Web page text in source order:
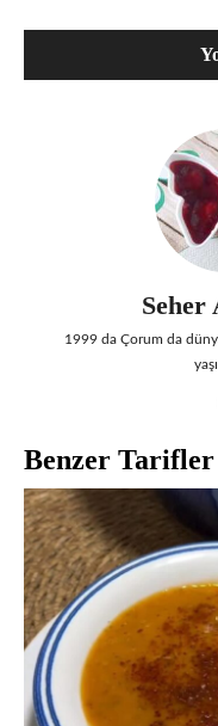
Seher
1999 da Çorum da
Benzer Tarifler